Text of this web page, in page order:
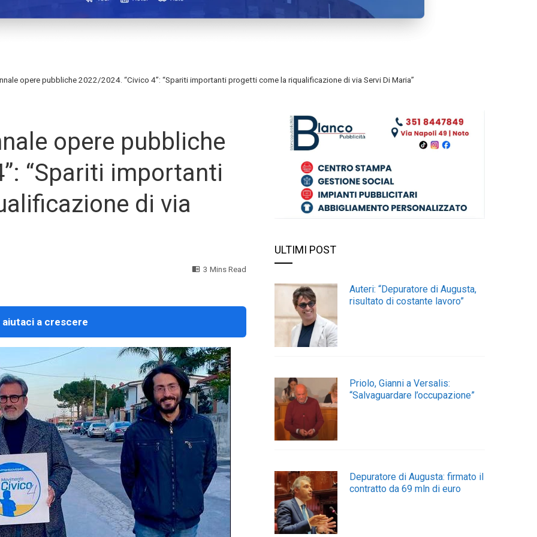
opere pubbliche 2022/2024. “Civico 4”: “Spariti importanti progetti come la riqualificazione di via Servi Di Maria”
opere pubbliche
“Spariti importanti
di via
3 Mins Read
aiutaci a crescere
ULTIMI POST
Auteri: “Depuratore di Augusta,
risultato di costante lavoro”
Priolo, Gianni a Versalis:
“Salvaguardare l’occupazione”
Depuratore di Augusta: firmato il
contratto da 69 mln di euro